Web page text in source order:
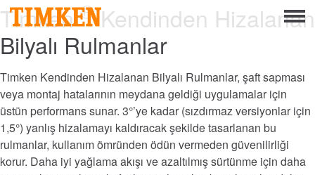
Menu
Hakkında
Temelinde İnsanlar
Gezegeni
Timken®Kendinden Hizalanan
Bilyalı Rulmanlar
Timken Kendinden Hizalanan Bilyalı Rulmanlar, şaft sapması
veya montaj hatalarının meydana geldiği uygulamalar için
üstün performans sunar. 3°’ye kadar (sızdırmaz versiyonlar için
1,5°) yanlış hizalamayı kaldıracak şekilde tasarlanan bu
rulmanlar, kullanım ömründen ödün vermeden güvenilirliği
korur. Daha iyi yağlama akışı ve azaltılmış sürtünme için daha